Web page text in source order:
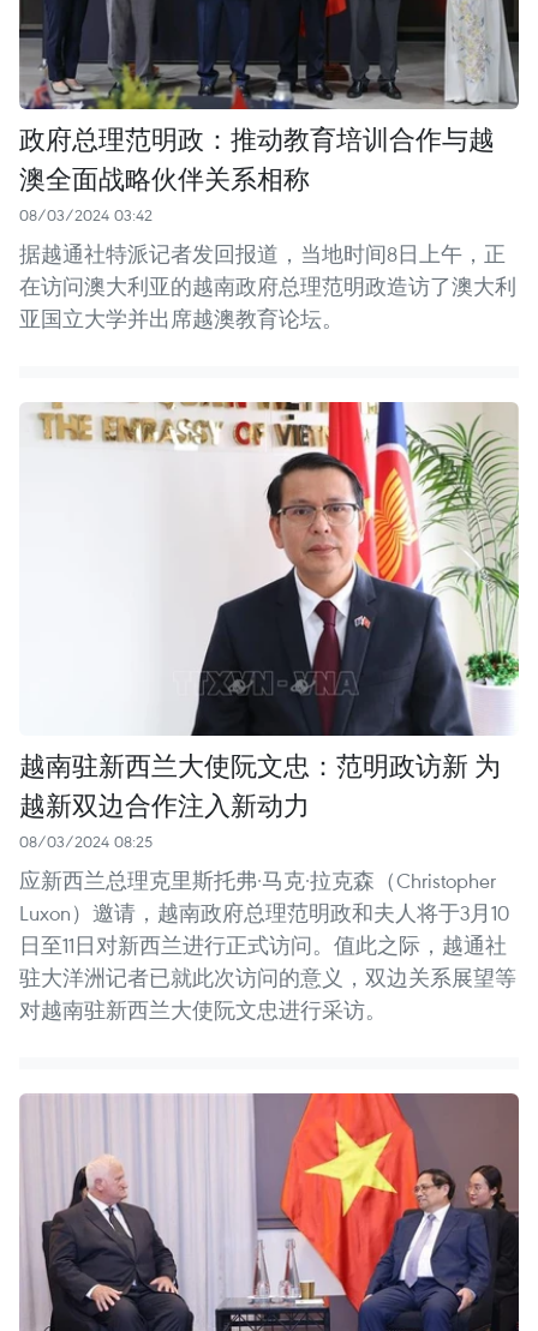
政府总理范明政：推动教育培训合作与越
澳全面战略伙伴关系相称
08/03/2024 03:42
据越通社特派记者发回报道，当地时间8日上午，正
在访问澳大利亚的越南政府总理范明政造访了澳大利
亚国立大学并出席越澳教育论坛。
越南驻新西兰大使阮文忠：范明政访新 为
越新双边合作注入新动力
08/03/2024 08:25
应新西兰总理克里斯托弗·马克·拉克森（Christopher
Luxon）邀请，越南政府总理范明政和夫人将于3月10
日至11日对新西兰进行正式访问。值此之际，越通社
驻大洋洲记者已就此次访问的意义，双边关系展望等
对越南驻新西兰大使阮文忠进行采访。